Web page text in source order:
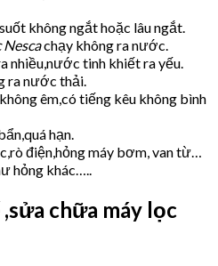
không ngắt hoặc lâu ngắt.
Nescachạy không ra nước.
nhiều,nước tinh khiết ra yếu.
ra nước thải.
êm,có tiếng kêu không bình
hạn.
điện,hỏng máy bơm, van từ…
hỏng khác…..
chữa máy lọc